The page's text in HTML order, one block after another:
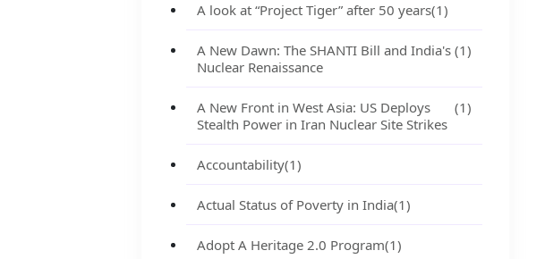
A look at “Project Tiger” after 50 years(1)
A New Dawn: The SHANTI Bill and India's
Nuclear Renaissance
(1)
A New Front in West Asia: US Deploys
Stealth Power in Iran Nuclear Site Strikes
(1)
Accountability(1)
Actual Status of Poverty in India(1)
Adopt A Heritage 2.0 Program(1)